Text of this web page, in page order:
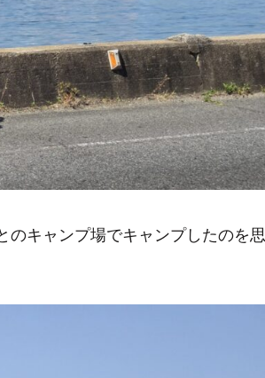
のキャンプ場でキャンプしたのを思